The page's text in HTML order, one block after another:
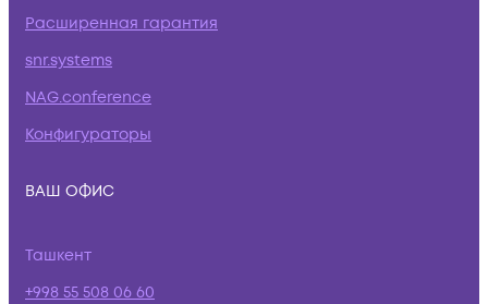
Расширенная гарантия
snr.systems
NAG.conference
Конфигураторы
ВАШ ОФИС
Ташкент
+998 55 508 06 60